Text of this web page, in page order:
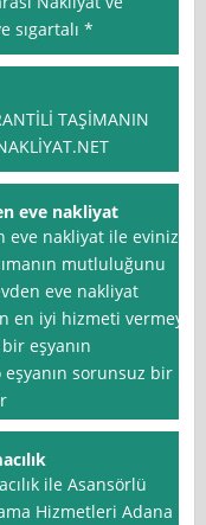
sıgartalı *
TAŞİMANIN
eve nakliyat
eve nakliyat ile evinizi
mutluluğunu
eve nakliyat
en iyi hizmeti vermeyi
eşyanın
sorunsuz bir
ile Asansörlü
Hizmetleri Adana